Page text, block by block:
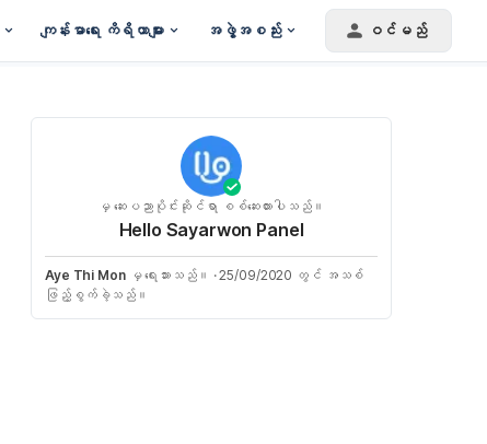
ကျန်းမာရေး ကိရိယာများ အဖွဲ့အစည်း ဝင်မည်
မှ ဆေးပညာပိုင်းဆိုင်ရာ စစ်ဆေးထားပါသည်။
Hello Sayarwon Panel
Aye Thi Monမှ ရေးသားသည်။ ·25/09/2020 တွင် အသစ်
ဖြည့်စွက်ခဲ့သည်။